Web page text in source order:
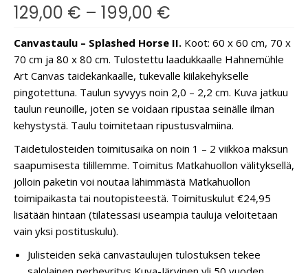
129,00 € – 199,00 €
Canvastaulu – Splashed Horse II. Koot: 60 x 60 cm, 70 x
70 cm ja 80 x 80 cm. Tulostettu laadukkaalle Hahnemühle
Art Canvas taidekankaalle, tukevalle kiilakehykselle
pingotettuna. Taulun syvyys noin 2,0 – 2,2 cm. Kuva jatkuu
taulun reunoille, joten se voidaan ripustaa seinälle ilman
kehystystä. Taulu toimitetaan ripustusvalmiina.
Taidetulosteiden toimitusaika on noin 1 – 2 viikkoa maksun
saapumisesta tilillemme. Toimitus Matkahuollon välityksellä,
jolloin paketin voi noutaa lähimmästä Matkahuollon
toimipaikasta tai noutopisteestä. Toimituskulut €24,95
lisätään hintaan (tilatessasi useampia tauluja veloitetaan
vain yksi postituskulu).
Julisteiden sekä canvastaulujen tulostuksen tekee